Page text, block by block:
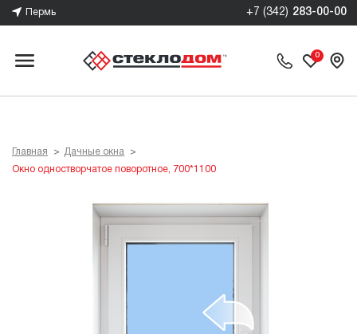
Пермь +7 (342) 283-00-00
0
Главная
Дачные окна
Окно одностворчатое поворотное, 700*1100